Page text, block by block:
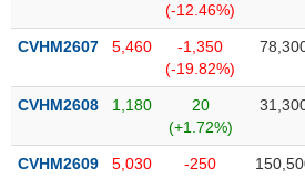
Niêm
Niêm
mới
(-12.46%)
CVHM2607 5,460
-1,350
(-19.82%)
CVHM2608 1,180
20
(+1.72%)
CVHM2609 5,030
-250
PHIẾU
PHÁI